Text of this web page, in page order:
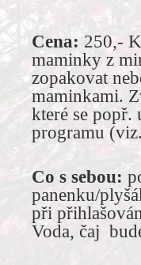
Cena: 250,-
maminky z
zopakovat
maminkami.
které se popř.
programu
Co s sebou:
panenku/
při
Voda, čaj